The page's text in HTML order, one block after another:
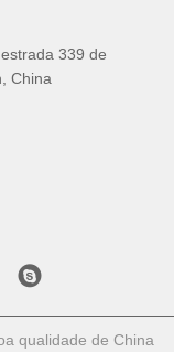
339 de
China
qualidade de China